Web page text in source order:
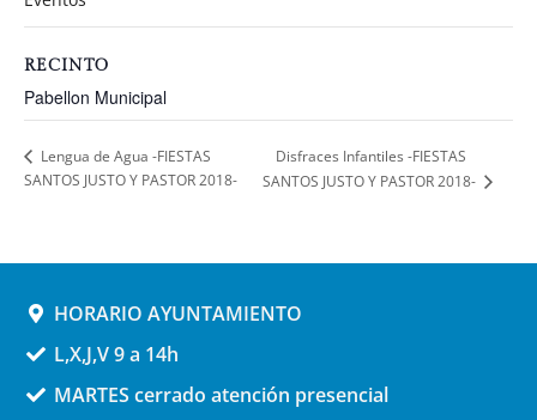
RECINTO
Pabellon Municipal
Lengua de Agua -FIESTAS
SANTOS JUSTO Y PASTOR 2018-
Disfraces Infantiles -FIESTAS
SANTOS JUSTO Y PASTOR 2018-
HORARIO AYUNTAMIENTO
L,X,J,V 9 a 14h
MARTES cerrado atención presencial